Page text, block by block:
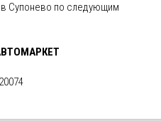
Супонево по следующим